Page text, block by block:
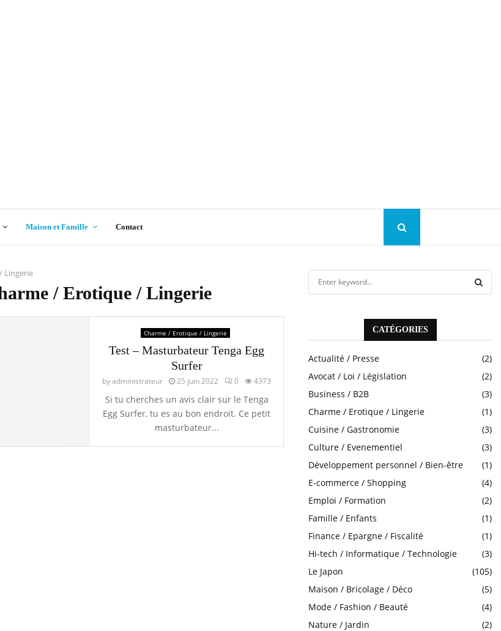
Maison et Famille Contact
Lingerie
/ Erotique / Lingerie
Charme / Erotique / Lingerie
Test – Masturbateur Tenga Egg
Surfer
byadministrateur 25 juin 2022 0 4373
Si tu cherches un avis clair sur le Tenga
Egg Surfer, tu es au bon endroit. Ce petit
masturbateur...
f
r
:
CATÉGORIES
Actualité / Presse
(2)
Avocat / Loi / Législation
(2)
Business / B2B
(3)
Charme / Erotique / Lingerie
(1)
Cuisine / Gastronomie
(3)
Culture / Evenementiel
(3)
Développement personnel / Bien-être
(1)
E-commerce / Shopping
(4)
Emploi / Formation
(2)
Famille / Enfants
(1)
Finance / Epargne / Fiscalité
(1)
Hi-tech / Informatique / Technologie
(3)
Le Japon
(105)
Maison / Bricolage / Déco
(5)
Mode / Fashion / Beauté
(4)
Nature / Jardin
(2)